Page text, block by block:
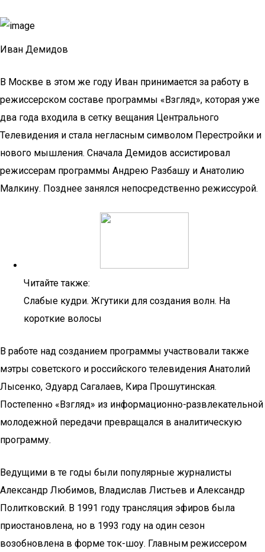
Иван Демидов
В Москве в этом же году Иван принимается за работу в
режиссерском составе программы «Взгляд», которая уже
два года входила в сетку вещания Центрального
Телевидения и стала негласным символом Перестройки и
нового мышления. Сначала Демидов ассистировал
режиссерам программы Андрею Разбашу и Анатолию
Малкину. Позднее занялся непосредственно режиссурой.
Читайте также:
Слабые кудри. Жгутики для создания волн. На
короткие волосы
В работе над созданием программы участвовали также
мэтры советского и российского телевидения Анатолий
Лысенко, Эдуард Сагалаев, Кира Прошутинская.
Постепенно «Взгляд» из информационно-развлекательной
молодежной передачи превращался в аналитическую
программу.
Ведущими в те годы были популярные журналисты
Александр Любимов, Владислав Листьев и Александр
Политковский. В 1991 году трансляция эфиров была
приостановлена, но в 1993 году на один сезон
возобновлена в форме ток-шоу. Главным режиссером